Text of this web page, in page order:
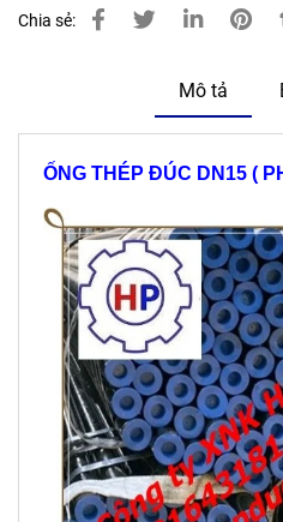
Chia sẻ:
Mô tả
ỐNG THÉP ĐÚC DN15 (